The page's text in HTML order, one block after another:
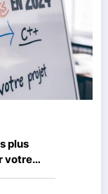
plus
votre